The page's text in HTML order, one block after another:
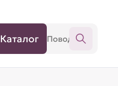
Каталог